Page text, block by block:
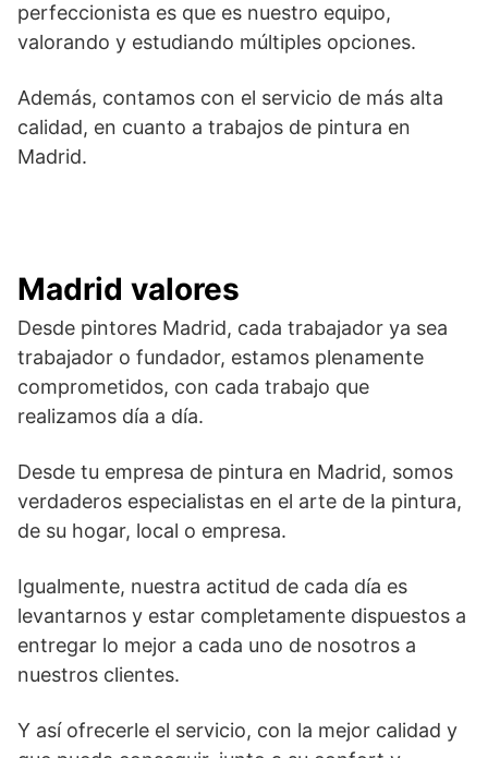
perfeccionista es que es nuestro equipo,
valorando y estudiando múltiples opciones.
Además, contamos con el servicio de más alta
calidad, en cuanto a trabajos de pintura en
Madrid.
Madrid valores
Desde pintores Madrid, cada trabajador ya sea
trabajador o fundador, estamos plenamente
comprometidos, con cada trabajo que
realizamos día a día.
Desde tu empresa de pintura en Madrid, somos
verdaderos especialistas en el arte de la pintura,
de su hogar, local o empresa.
Igualmente, nuestra actitud de cada día es
levantarnos y estar completamente dispuestos a
entregar lo mejor a cada uno de nosotros a
nuestros clientes.
Y así ofrecerle el servicio, con la mejor calidad y